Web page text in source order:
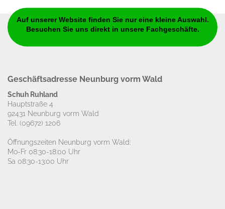
Auf unserer Website finden Sie nur eine kleine Auswahl.
Besuchen Sie uns direkt in unsere Fachgeschäfte.
Geschäftsadresse Neunburg vorm Wald
Schuh Ruhland
Hauptstraße 4
92431 Neunburg vorm Wald
Tel. (09672) 1206
Öffnungszeiten Neunburg vorm Wald:
Mo-Fr 08:30-18:00 Uhr
Sa 08:30-13:00 Uhr